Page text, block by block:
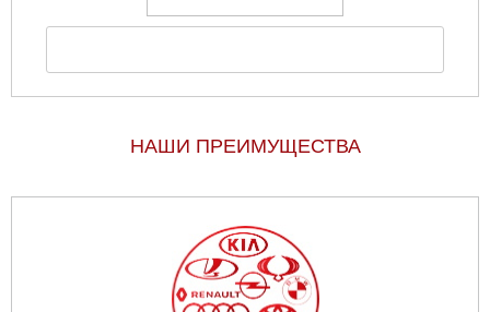
НАШИ ПРЕИМУЩЕСТВА